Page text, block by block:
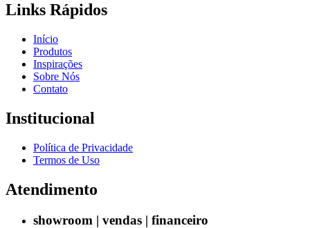
Links Rápidos
Início
Produtos
Inspirações
Sobre Nós
Contato
Institucional
Política de Privacidade
Termos de Uso
Atendimento
showroom | vendas | financeiro